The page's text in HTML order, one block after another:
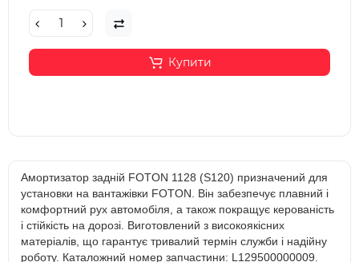
Купити
Амортизатор задній FOTON 1128 (S120) призначений для
установки на вантажівки FOTON. Він забезпечує плавний і
комфортний рух автомобіля, а також покращує керованість
і стійкість на дорозі. Виготовлений з високоякісних
матеріалів, що гарантує тривалий термін служби і надійну
роботу. Каталожний номер запчастини: L129500000009.